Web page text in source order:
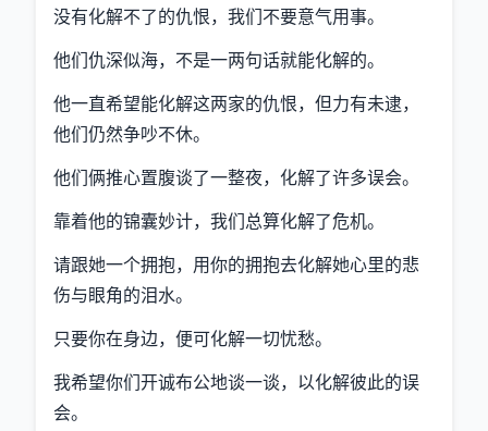
没有化解不了的仇恨，我们不要意气用事。
他们仇深似海，不是一两句话就能化解的。
他一直希望能化解这两家的仇恨，但力有未逮，
他们仍然争吵不休。
他们俩推心置腹谈了一整夜，化解了许多误会。
靠着他的锦囊妙计，我们总算化解了危机。
请跟她一个拥抱，用你的拥抱去化解她心里的悲
伤与眼角的泪水。
只要你在身边，便可化解一切忧愁。
我希望你们开诚布公地谈一谈，以化解彼此的误
会。